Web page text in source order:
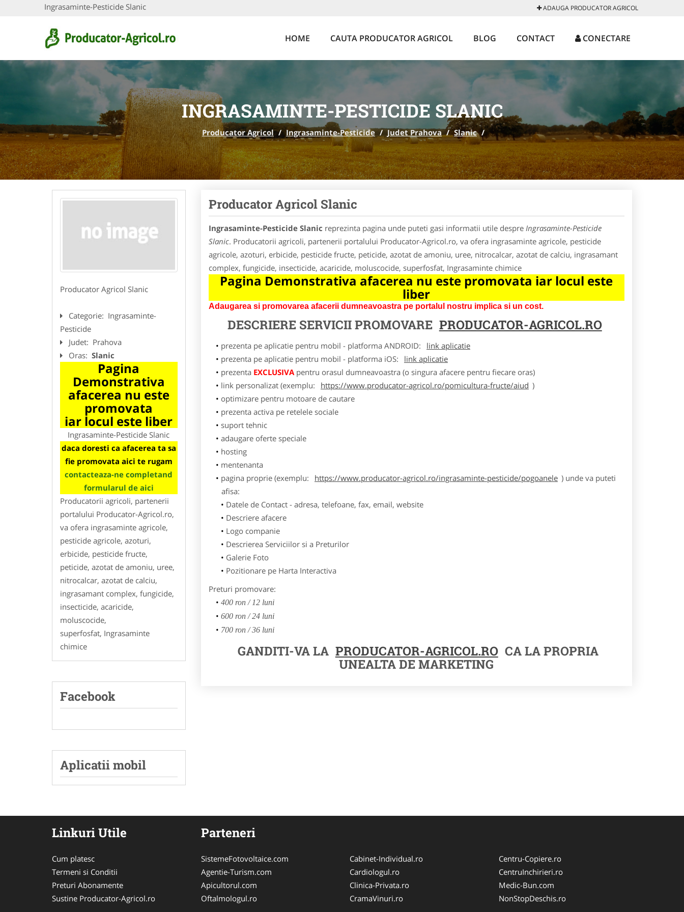
Ingrasaminte-Pesticide Slanic ADAUGA PRODUCATOR AGRICOL
HOME CAUTA PRODUCATOR AGRICOL BLOG CONTACT CONECTARE
INGRASAMINTE-PESTICIDE SLANIC
Producator Agricol / Ingrasaminte-Pesticide / Judet Prahova / Slanic /
Producator Agricol Slanic
Categorie: Ingrasaminte-
Pesticide
Judet: Prahova
Oras: Slanic
Pagina
Demonstrativa
afacerea nu este
promovata
iar locul este liber
Ingrasaminte-Pesticide Slanic
daca doresti ca afacerea ta sa
fie promovata aici te rugam
contacteaza-ne completand
formularul de aici
Producatorii agricoli, partenerii
portalului Producator-Agricol.ro,
va ofera ingrasaminte agricole,
pesticide agricole, azoturi,
erbicide, pesticide fructe,
peticide, azotat de amoniu, uree,
nitrocalcar, azotat de calciu,
ingrasamant complex, fungicide,
insecticide, acaricide,
moluscocide,
superfosfat, Ingrasaminte
chimice
Facebook
Aplicatii mobil
Producator Agricol Slanic
Ingrasaminte-Pesticide Slanic reprezinta pagina unde puteti gasi informatii utile despre Ingrasaminte-Pesticide
Slanic. Producatorii agricoli, partenerii portalului Producator-Agricol.ro, va ofera ingrasaminte agricole, pesticide
agricole, azoturi, erbicide, pesticide fructe, peticide, azotat de amoniu, uree, nitrocalcar, azotat de calciu, ingrasamant
complex, fungicide, insecticide, acaricide, moluscocide, superfosfat, Ingrasaminte chimice
Pagina Demonstrativa afacerea nu este promovata iar locul este
liber
Adaugarea si promovarea afacerii dumneavoastra pe portalul nostru implica si un cost.
DESCRIERE SERVICII PROMOVARE PRODUCATOR-AGRICOL.RO
prezenta pe aplicatie pentru mobil - platforma ANDROID:
link aplicatie
prezenta pe aplicatie pentru mobil - platforma iOS:
link aplicatie
prezenta EXCLUSIVApentru orasul dumneavoastra (o singura afacere pentru fiecare oras)
link personalizat (exemplu:
https://www.producator-agricol.ro/pomicultura-fructe/aiud )
optimizare pentru motoare de cautare
prezenta activa pe retelele sociale
suport tehnic
adaugare oferte speciale
hosting
mentenanta
pagina proprie (exemplu:
https://www.producator-agricol.ro/ingrasaminte-pesticide/pogoanele ) unde va puteti
afisa:
Datele de Contact - adresa, telefoane, fax, email, website
Descriere afacere
Logo companie
Descrierea Serviciilor si a Preturilor
Galerie Foto
Pozitionare pe Harta Interactiva
Preturi promovare:
400 ron / 12 luni
600 ron / 24 luni
700 ron / 36 luni
GANDITI-VA LA PRODUCATOR-AGRICOL.RO CA LA PROPRIA
UNEALTA DE MARKETING
Linkuri Utile
Cum platesc
Termeni si Conditii
Preturi Abonamente
Sustine Producator-Agricol.ro
Parteneri
SistemeFotovoltaice.com
Agentie-Turism.com
Apicultorul.com
Oftalmologul.ro
Cabinet-Individual.ro
Cardiologul.ro
Clinica-Privata.ro
CramaVinuri.ro
Centru-Copiere.ro
CentruInchirieri.ro
Medic-Bun.com
NonStopDeschis.ro